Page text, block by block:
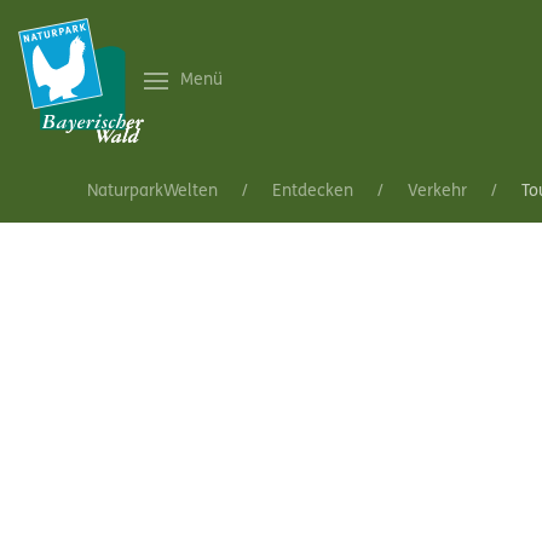
Menü
NaturparkWelten Entdecken Verkehr